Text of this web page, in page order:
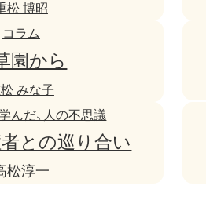
松 博昭
コラム
園から
みな子
んだ、人の不思議
との巡り合い
松淳一